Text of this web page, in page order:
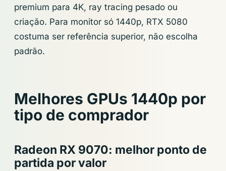
premium para 4K, ray tracing pesado ou
criação. Para monitor só 1440p, RTX 5080
costuma ser referência superior, não escolha
padrão.
Melhores GPUs 1440p por
tipo de comprador
Radeon RX 9070: melhor ponto de
partida por valor